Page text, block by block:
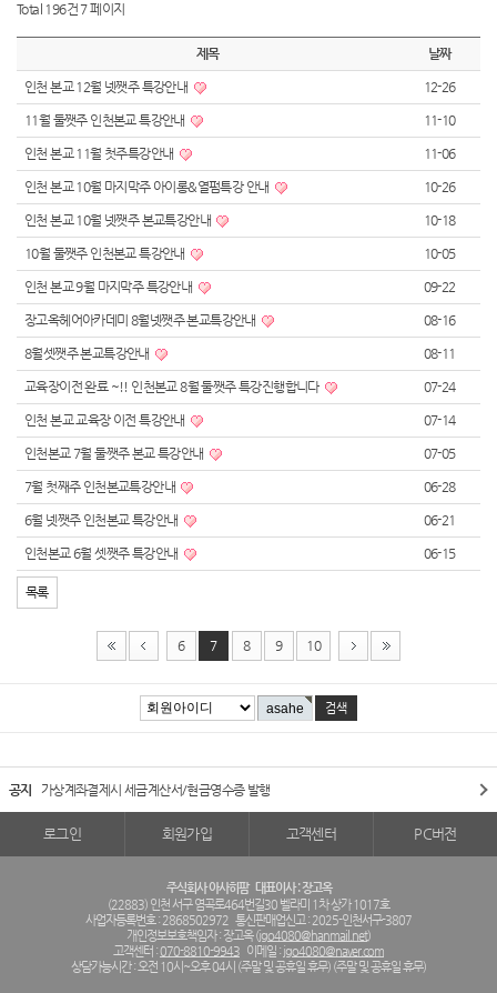
Total 196건 7 페이지
제목 날짜
인천 본교 12월 넷쨋주 특강안내 12-26
11월 둘쨋주 인천본교 특강안내 11-10
인천 본교 11월 첫주특강안내 11-06
인천 본교 10월 마지막주 아이롱&열펌특강 안내 10-26
인천 본교 10월 넷쨋주 본교특강안내 10-18
10월 둘쨋주 인천본교 특강안내 10-05
인천 본교 9월 마지막주 특강안내 09-22
장고옥헤어아카데미 8월넷쨋주 본교특강안내 08-16
8월셋쨋주 본교특강안내 08-11
교육장이전 완료 ~!! 인천본교 8월 둘쨋주 특강진행합니다 07-24
인천 본교 교육장 이전 특강안내 07-14
인천본교 7월 둘쨋주 본교 특강안내 07-05
7월 첫째주 인천본교특강안내 06-28
6월 넷쨋주 인천본교 특강안내 06-21
인천본교 6월 셋쨋주 특강안내 06-15
목록
6 7 8 9 10
공지 가상계좌결제시 세금계산서/현금영수증 발행
로그인 회원가입 고객센터 PC버전
주식회사 아사히팜 대표이사 : 장고옥
(22883) 인천 서구 염곡로464번길30 벨라미 1차 상가 1017호
사업자등록번호 : 2868502972 통신판매업신고 : 2025-인천서구-3807
개인정보보호책임자 : 장고옥 (jgo4080@hanmail.net)
고객센터 :070-8810-9943 이메일 : jgo4080@naver.com
상담가능시간 : 오전 10시~오후 04시 (주말 및 공휴일 휴무) (주말 및 공휴일 휴무)